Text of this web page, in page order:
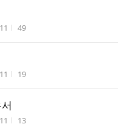
조회수
49
조회수
19
조회수
13